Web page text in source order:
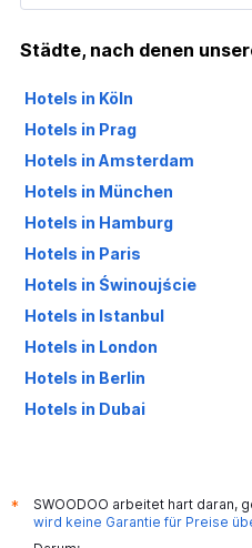
Städte, nach denen
Hotels in Köln
Hotels in Prag
Hotels in Amsterdam
Hotels in München
Hotels in Hamburg
Hotels in Paris
Hotels in Świnoujście
Hotels in Istanbul
Hotels in London
Hotels in Berlin
Hotels in Dubai
*
SWOODOO arbeitet hart daran,
wird keine Garantie für Preise